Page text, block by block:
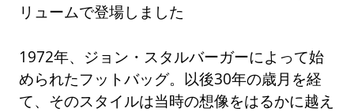
リュームで登場しました
1972年、ジョン・スタルバーガーによって始
められたフットバッグ。以後30年の歳月を経
て、そのスタイルは当時の想像をはるかに越え